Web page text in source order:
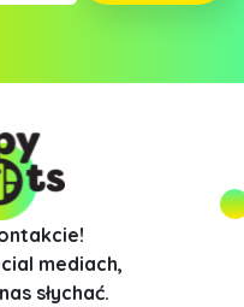
mediach,
słychać.